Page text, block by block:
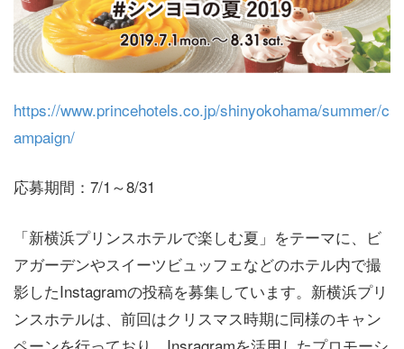
https://www.princehotels.co.jp/shinyokohama/summer/c
ampaign/
応募期間：7/1～8/31
「新横浜プリンスホテルで楽しむ夏」をテーマに、ビ
アガーデンやスイーツビュッフェなどのホテル内で撮
影したInstagramの投稿を募集しています。新横浜プリ
ンスホテルは、前回はクリスマス時期に同様のキャン